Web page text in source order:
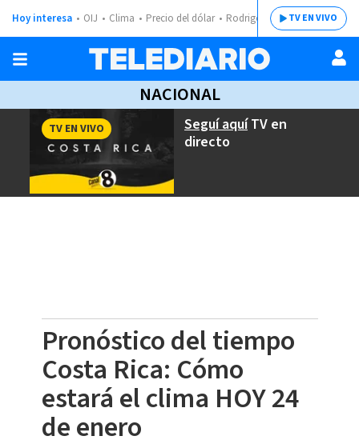
Hoy interesa OIJ Clima Precio del dólar Rodrigo ChavesTV EN VIVO
NACIONAL
Seguí aquíTV en
directo
TV EN VIVO
Pronóstico del tiempo
Costa Rica: Cómo
estará el clima HOY 24
de enero